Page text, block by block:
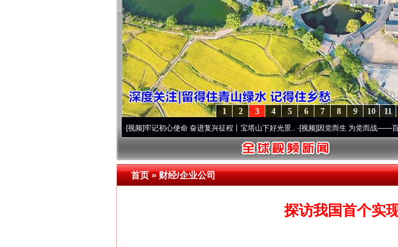
11
10
9
8
7
6
5
4
3
2
1
牢记初心使命 奋进复兴征程丨宝塔山下好光景..·[视频]因党而生 为党而战——百年“纪”事⑧加
首页»财经/企业公司
探访我国首个实